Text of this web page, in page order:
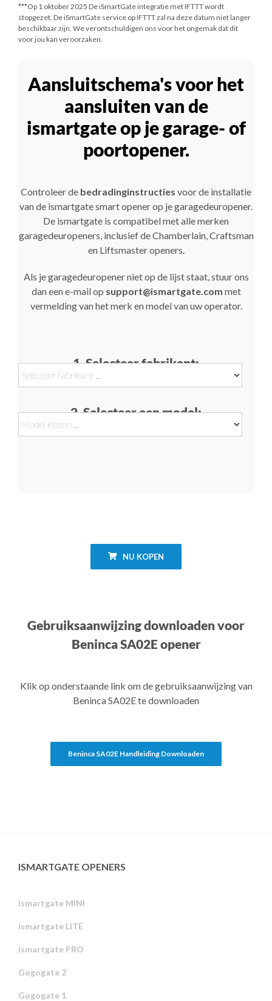
***Op 1 oktober 2025 De iSmartGate integratie met IFTTT wordt
stopgezet. De iSmartGate service op IFTTT zal na deze datum niet langer
beschikbaar zijn. We verontschuldigen ons voor het ongemak dat dit
voor jou kan veroorzaken.
Aansluitschema's voor het
aansluiten van de
ismartgate op je garage- of
poortopener.
Controleer de bedradinginstructies voor de installatie
van de ismartgate smart opener op je garagedeuropener.
De ismartgate is compatibel met alle merken
garagedeuropeners, inclusief de Chamberlain, Craftsman
en Liftsmaster openers.
Als je garagedeuropener niet op de lijst staat, stuur ons
dan een e-mail op support@ismartgate.com met
vermelding van het merk en model van uw operator.
1. Selecteer fabrikant:
2. Selecteer een model:
NU KOPEN
Gebruiksaanwijzing downloaden voor
Beninca SA02E opener
Klik op onderstaande link om de gebruiksaanwijzing van
Beninca SA02E te downloaden
Beninca SA02E Handleiding Downloaden
ISMARTGATE OPENERS
ismartgate MINI
ismartgate LITE
ismartgate PRO
Gogogate 2
Gogogate 1